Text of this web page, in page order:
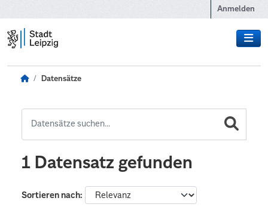
Anmelden
Datensätze
1 Datensatz gefunden
Sortieren nach